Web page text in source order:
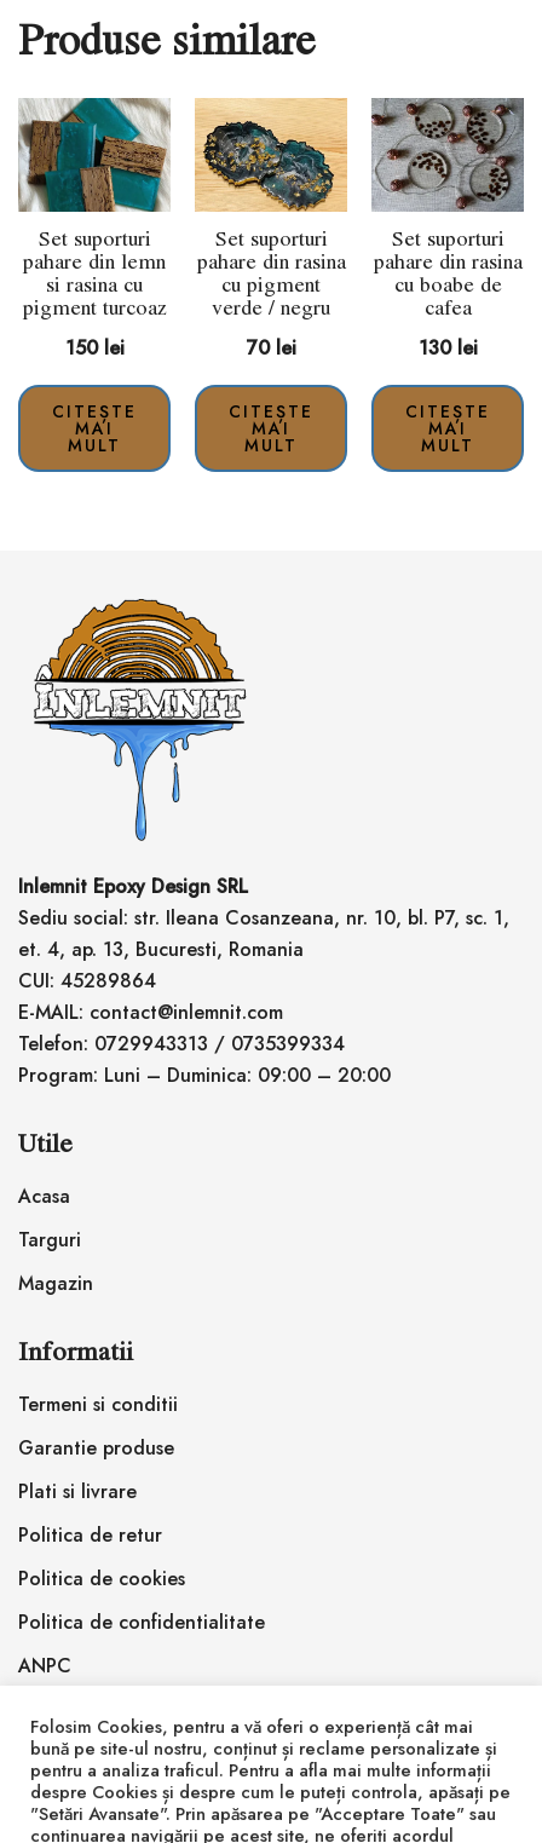
Produse similare
Set suporturi
pahare din lemn
si rasina cu
pigment turcoaz
150 lei
CITEȘTE
MAI
MULT
Set suporturi
pahare din rasina
cu pigment
verde / negru
70 lei
CITEȘTE
MAI
MULT
Set suporturi
pahare din rasina
cu boabe de
cafea
130 lei
CITEȘTE
MAI
MULT
Inlemnit Epoxy Design SRL
Sediu social: str. Ileana Cosanzeana, nr. 10, bl. P7, sc. 1,
et. 4, ap. 13, Bucuresti, Romania
CUI: 45289864
E-MAIL: contact@inlemnit.com
Telefon: 0729943313 / 0735399334
Program: Luni – Duminica: 09:00 – 20:00
Utile
Acasa
Targuri
Magazin
Informatii
Termeni si conditii
Garantie produse
Plati si livrare
Politica de retur
Politica de cookies
Politica de confidentialitate
ANPC
© 2026 Inlemnit Epoxy Design SRL
Folosim Cookies, pentru a vă oferi o experiență cât mai
bună pe site-ul nostru, conținut și reclame personalizate și
pentru a analiza traficul. Pentru a afla mai multe informații
despre Cookies și despre cum le puteți controla, apăsați pe
"Setări Avansate". Prin apăsarea pe "Acceptare Toate" sau
continuarea navigării pe acest site, ne oferiți acordul